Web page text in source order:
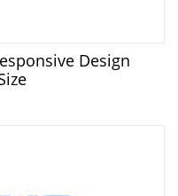
Design